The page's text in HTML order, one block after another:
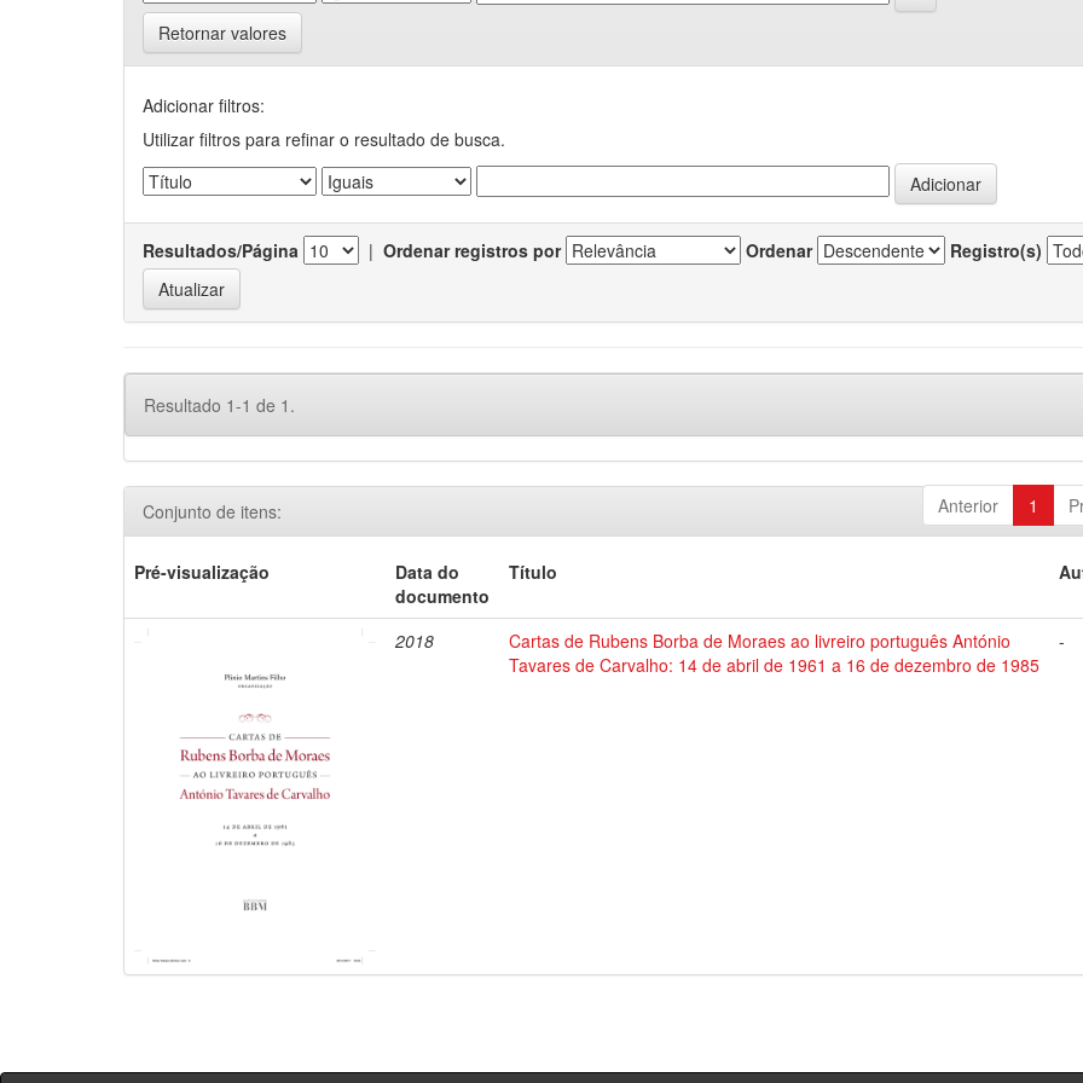
Retornar valores
Adicionar filtros:
Utilizar filtros para refinar o resultado de busca.
Resultados/Página | Ordenar registros por Ordenar Registro(s)
Resultado 1-1 de 1.
Anterior 1
Conjunto de itens:
Pré-visualização
Data do
documento
Título
2018
Cartas de Rubens Borba de Moraes ao livreiro português António
Tavares de Carvalho: 14 de abril de 1961 a 16 de dezembro de 1985
-